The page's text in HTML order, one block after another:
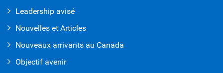
Leadership avisé
Nouvelles et Articles
Nouveaux arrivants au Canada
Objectif avenir